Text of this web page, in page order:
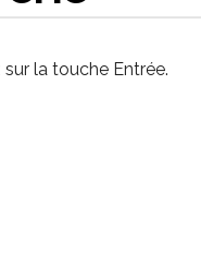
la touche Entrée.